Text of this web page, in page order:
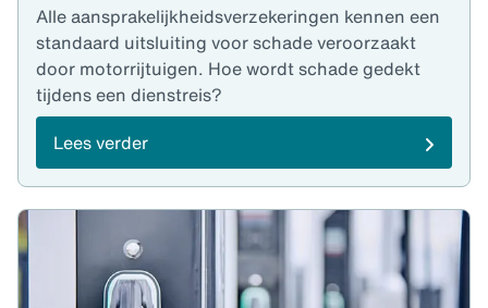
Alle aansprakelijkheidsverzekeringen kennen een
standaard uitsluiting voor schade veroorzaakt
door motorrijtuigen. Hoe wordt schade gedekt
tijdens een dienstreis?
Lees verder